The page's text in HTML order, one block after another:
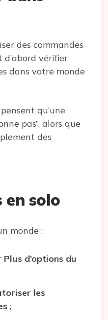
des commandes
vérifier
dans votre monde
qu’une
pas”, alors que
des
en solo
monde :
Plus d’options du
les
;